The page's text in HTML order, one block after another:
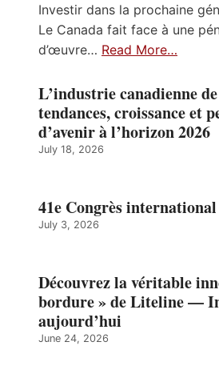
Investir dans la prochaine
Le Canada fait face à une
d’œuvre… Read More…
L’industrie canadienne
tendances, croissance et
d’avenir à l’horizon 2026
July 18, 2026
41e Congrès
July 3, 2026
Découvrez la véritable
bordure » de Liteline —
aujourd’hui
June 24, 2026